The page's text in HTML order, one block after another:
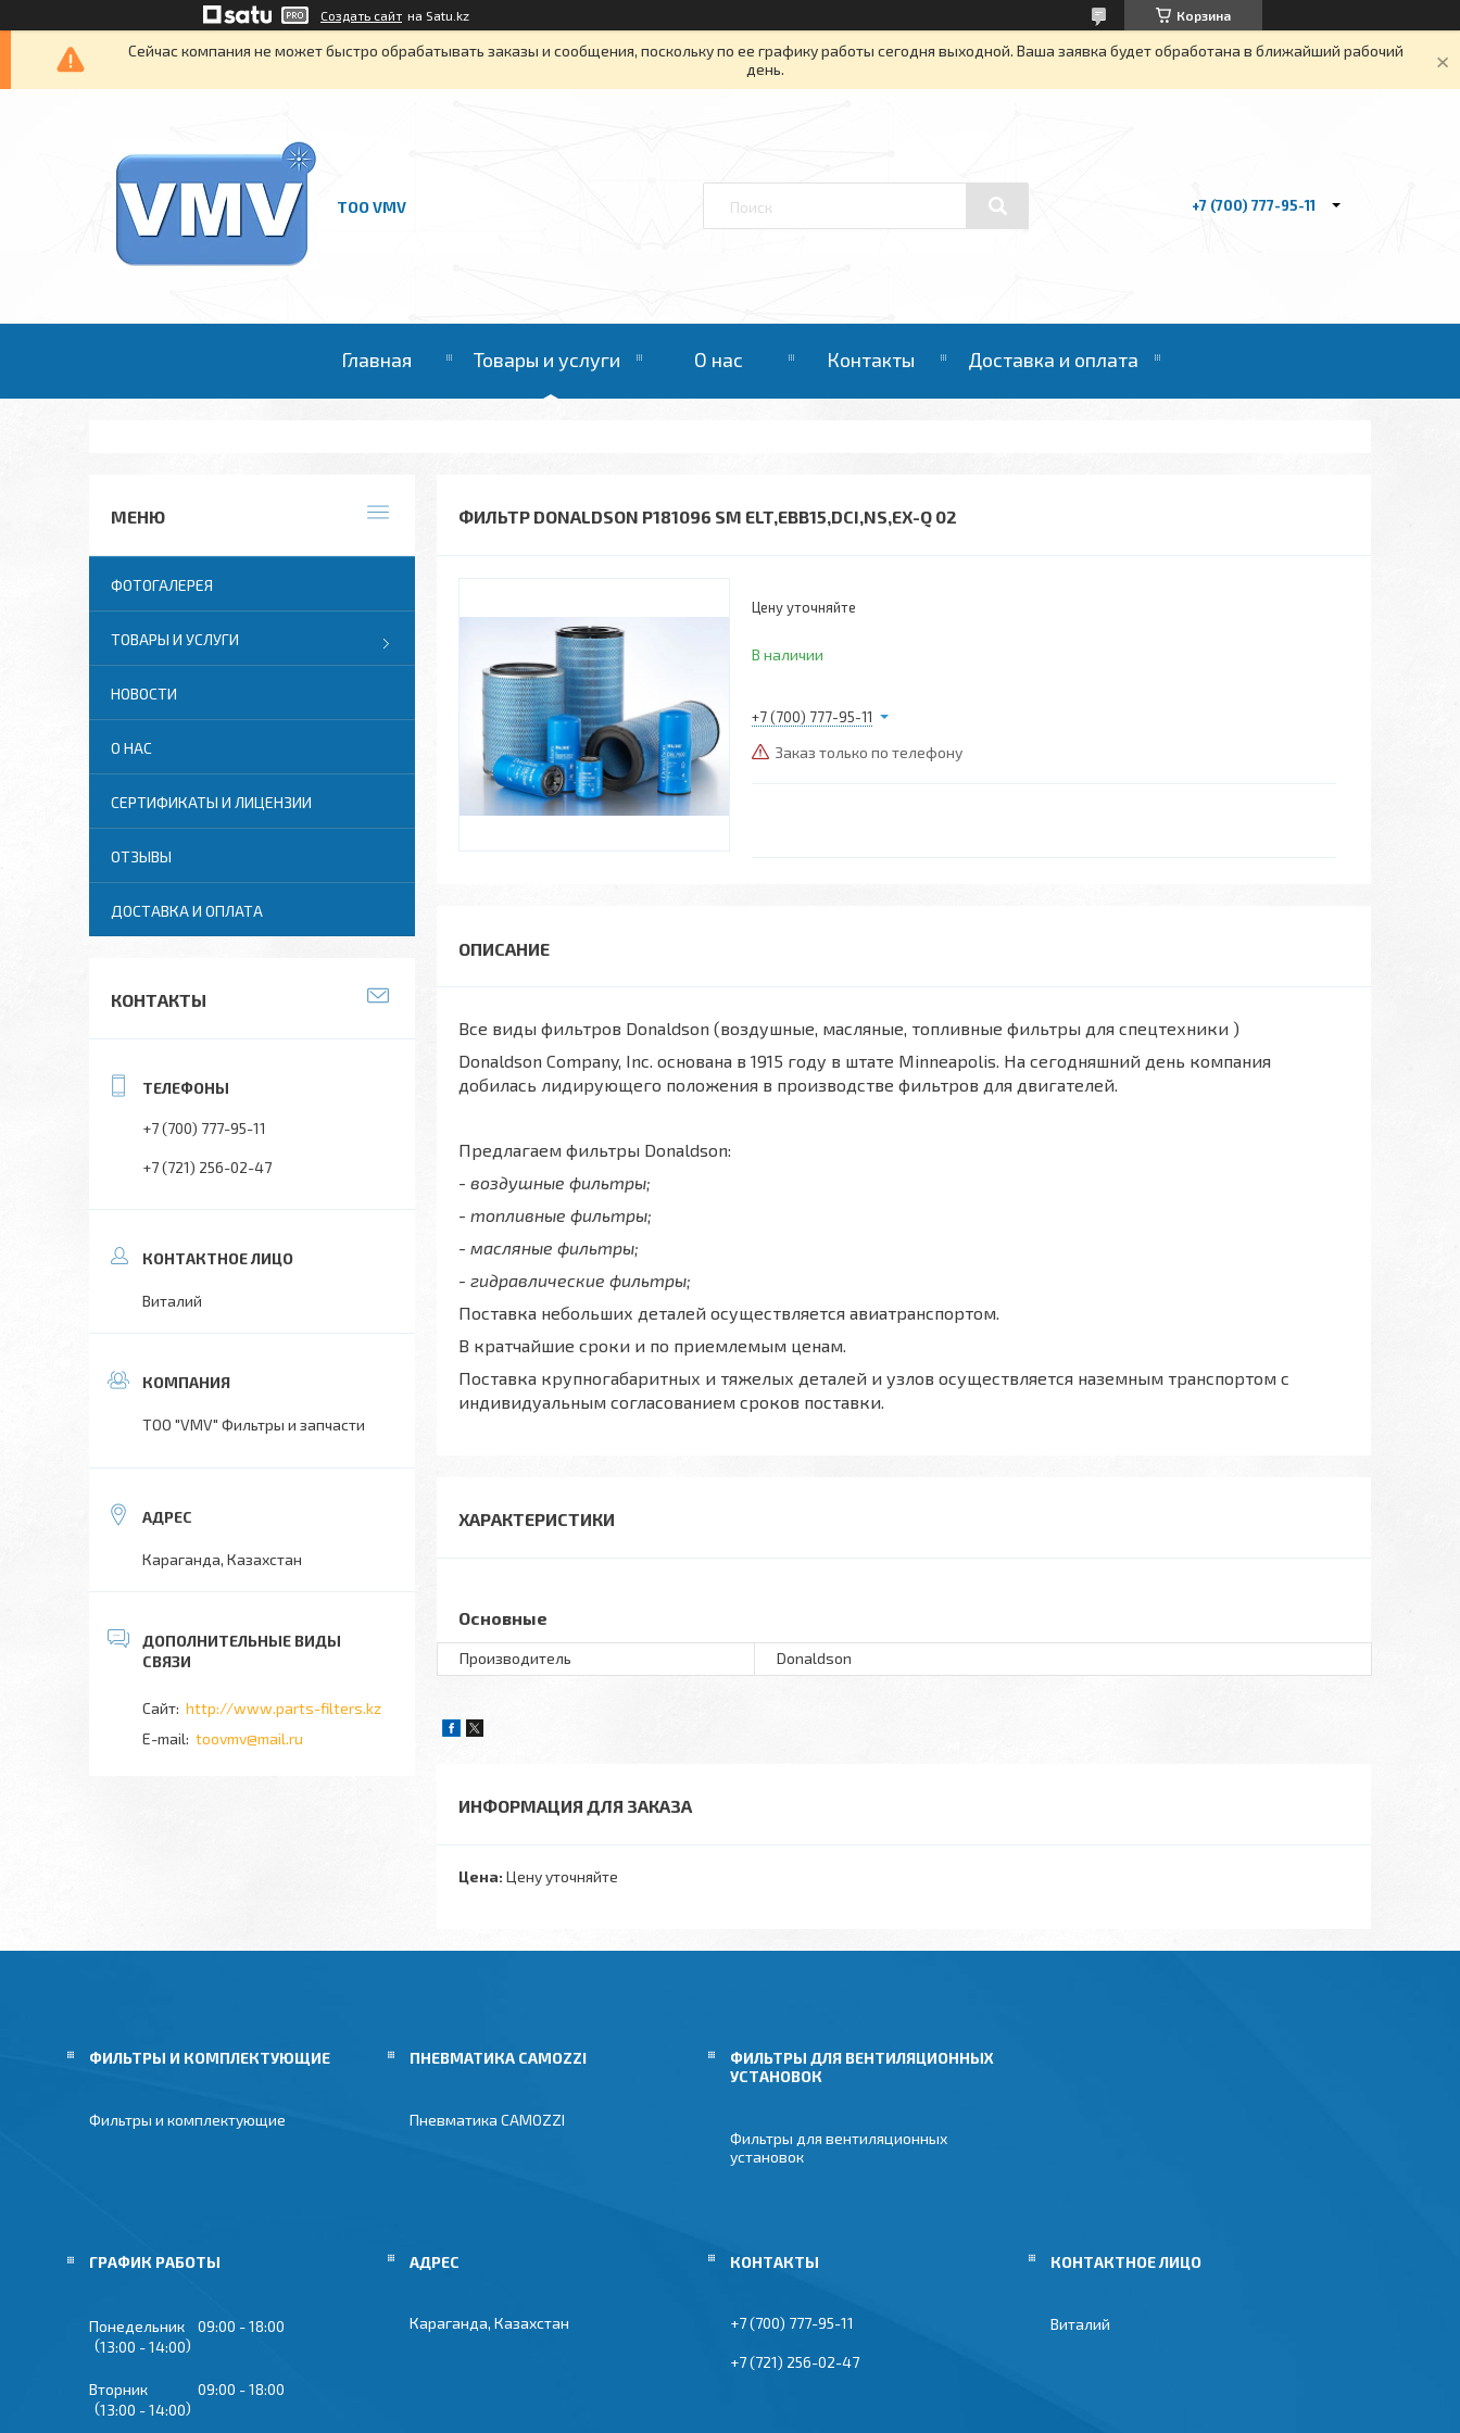
Создать сайт на Satu.kz Корзина
Сейчас компания не может быстро обрабатывать заказы и сообщения, поскольку по ее графику работы сегодня выходной. Ваша заявка будет обработана в ближайший рабочий
день.
ТОО VMV +7 (700) 777-95-11
Главная Товары и услуги О нас Контакты Доставка и оплата
ФИЛЬТР DONALDSON P181096 SM ELT,EBB15,DCI,NS,EX-Q 02
Цену уточняйте
В наличии
+7 (700) 777-95-11
Заказ только по телефону
Все виды фильтров Donaldson (воздушные, масляные, топливные фильтры для спецтехники )
Donaldson Company, Inc. основана в 1915 году в штате Minneapolis. На сегодняшний день компания
добилась лидирующего положения в производстве фильтров для двигателей.
Предлагаем фильтры Donaldson:
- воздушные фильтры;
- топливные фильтры;
- масляные фильтры;
- гидравлические фильтры;
Поставка небольших деталей осуществляется авиатранспортом.
В кратчайшие сроки и по приемлемым ценам.
Поставка крупногабаритных и тяжелых деталей и узлов осуществляется наземным транспортом с
индивидуальным согласованием сроков поставки.
ХАРАКТЕРИСТИКИ
Основные
Производитель Donaldson
ИНФОРМАЦИЯ ДЛЯ ЗАКАЗА
Цена: Цену уточняйте
ФОТОГАЛЕРЕЯ
ТОВАРЫ И УСЛУГИ
НОВОСТИ
О НАС
СЕРТИФИКАТЫ И ЛИЦЕНЗИИ
ОТЗЫВЫ
ДОСТАВКА И ОПЛАТА
КОНТАКТЫ
+7 (700) 777-95-11
+7 (721) 256-02-47
Виталий
ТОО "VMV" Фильтры и запчасти
Караганда, Казахстан
http://www.parts-filters.kz
toovmv@mail.ru
ФИЛЬТРЫ И КОМПЛЕКТУЮЩИЕ
Фильтры и комплектующие
ПНЕВМАТИКА CAMOZZI
Пневматика CAMOZZI
ФИЛЬТРЫ ДЛЯ ВЕНТИЛЯЦИОННЫХ
УСТАНОВОК
Фильтры для вентиляционных
установок
ГРАФИК РАБОТЫ
Понедельник 09:00
18:00
13:00
14:00
Вторник 09:00
18:00
13:00
14:00
Караганда, Казахстан +7 (700) 777-95-11
+7 (721) 256-02-47
Виталий